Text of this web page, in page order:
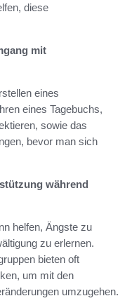
diese
mit
eines
eines Tagebuchs,
sowie das
bevor man sich
während
helfen, Ängste zu
zu erlernen.
bieten oft
um mit den
umzugehen.